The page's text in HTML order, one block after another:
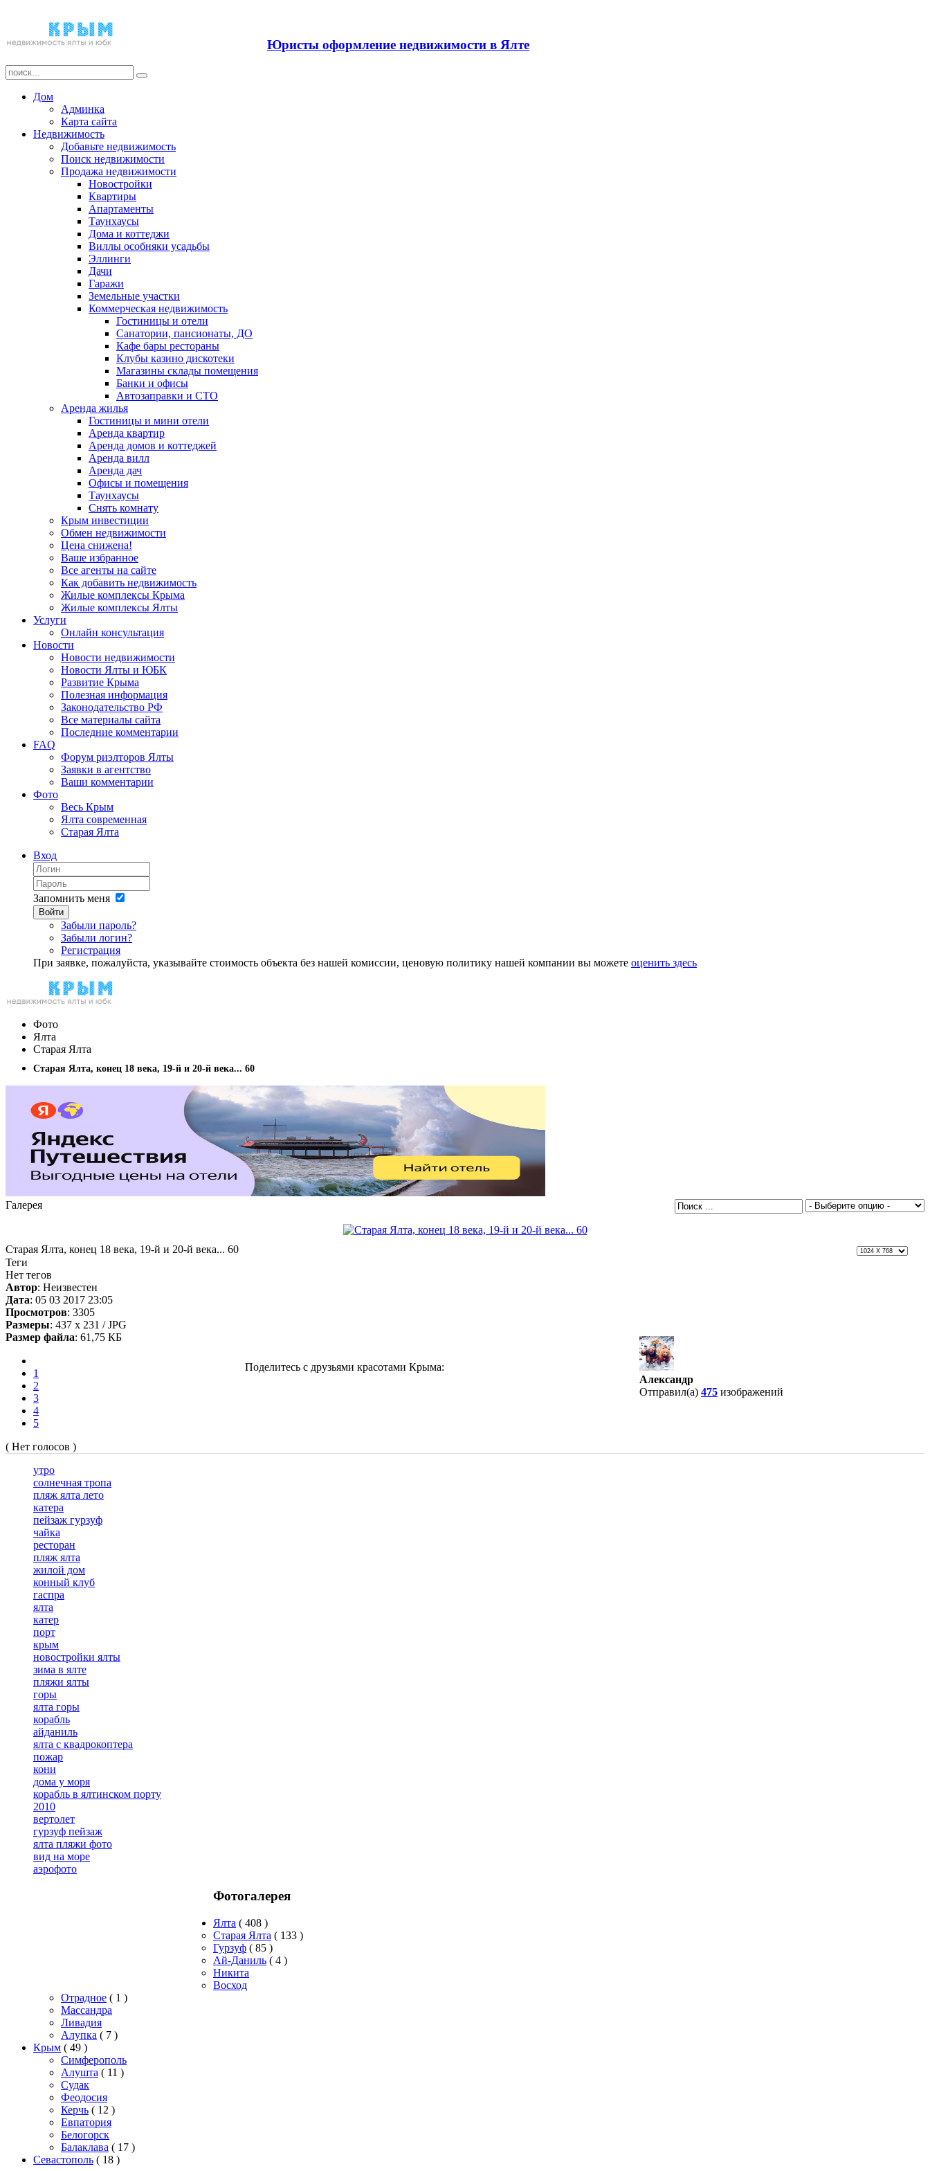
Юристы оформление недвижимости в Ялте
Дом
Админка
Карта сайта
Недвижимость
Добавьте недвижимость
Поиск недвижимости
Продажа недвижимости
Новостройки
Квартиры
Апартаменты
Таунхаусы
Дома и коттеджи
Виллы особняки усадьбы
Эллинги
Дачи
Гаражи
Земельные участки
Коммерческая недвижимость
Гостиницы и отели
Санатории, пансионаты, ДО
Кафе бары рестораны
Клубы казино дискотеки
Магазины склады помещения
Банки и офисы
Автозаправки и СТО
Аренда жилья
Гостиницы и мини отели
Аренда квартир
Аренда домов и коттеджей
Аренда вилл
Аренда дач
Офисы и помещения
Таунхаусы
Снять комнату
Крым инвестиции
Обмен недвижимости
Цена снижена!
Ваше избранное
Все агенты на сайте
Как добавить недвижимость
Жилые комплексы Крыма
Жилые комплексы Ялты
Услуги
Онлайн консультация
Новости
Новости недвижимости
Новости Ялты и ЮБК
Развитие Крыма
Полезная информация
Законодательство РФ
Все материалы сайта
Последние комментарии
FAQ
Форум риэлторов Ялты
Заявки в агентство
Ваши комментарии
Фото
Весь Крым
Ялта современная
Старая Ялта
Вход
Запомнить меня
Войти
Забыли пароль?
Забыли логин?
Регистрация
При заявке, пожалуйста, указывайте стоимость объекта без нашей комиссии, ценовую политику нашей компании вы можете оценить здесь
Фото
Ялта
Старая Ялта
Старая Ялта, конец 18 века, 19-й и 20-й века... 60
Галерея
Старая Ялта, конец 18 века, 19-й и 20-й века... 60
Теги
Нет тегов
Автор: Неизвестен
Дата: 05 03 2017 23:05
Просмотров: 3305
Размеры: 437 x 231 / JPG
Размер файла: 61,75 КБ
1
2
3
4
5
( Нет голосов )
Поделитесь с друзьями красотами Крыма:
Александр
Отправил(а) 475 изображений
утро
солнечная тропа
пляж ялта лето
катера
пейзаж гурзуф
чайка
ресторан
пляж ялта
жилой дом
конный клуб
гаспра
ялта
катер
порт
крым
новостройки ялты
зима в ялте
пляжи ялты
горы
ялта горы
корабль
айданиль
ялта с квадрокоптера
пожар
кони
дома у моря
корабль в ялтинском порту
2010
вертолет
гурзуф пейзаж
ялта пляжи фото
вид на море
аэрофото
Фотогалерея
Ялта ( 408 )
Старая Ялта ( 133 )
Гурзуф ( 85 )
Ай-Даниль ( 4 )
Никита
Восход
Отрадное ( 1 )
Массандра
Ливадия
Алупка ( 7 )
Крым ( 49 )
Симферополь
Алушта ( 11 )
Судак
Феодосия
Керчь ( 12 )
Евпатория
Белогорск
Балаклава ( 17 )
Севастополь ( 18 )